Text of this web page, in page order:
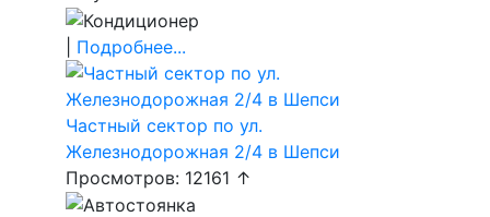
Подробнее...
Частный сектор по ул.
Железнодорожная 2/4 в Шепси
Просмотров: 12161 ↑